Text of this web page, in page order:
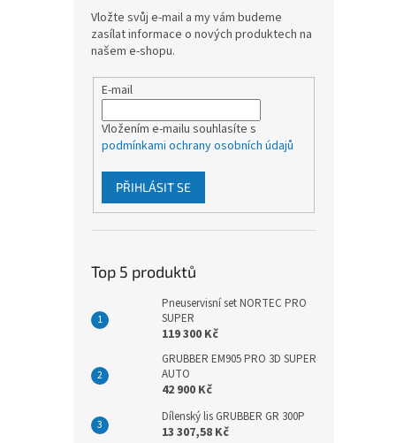
Vložte svůj e-mail a my vám budeme
zasílat informace o nových produktech na
našem e-shopu.
E-mail
Vložením e-mailu souhlasíte s
podmínkami ochrany osobních údajů
PŘIHLÁSIT SE
Top 5 produktů
Pneuservisní set NORTEC PRO
SUPER
119 300 Kč
GRUBBER EM905 PRO 3D SUPER
AUTO
42 900 Kč
Dílenský lis GRUBBER GR 300P
13 307,58 Kč